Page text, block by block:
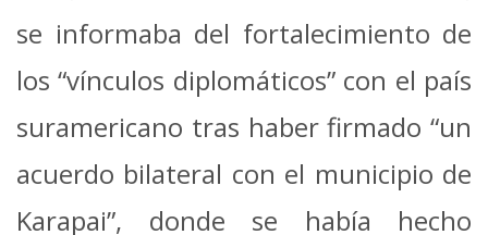
se informaba del fortalecimiento de
los “vínculos diplomáticos” con el país
suramericano tras haber firmado “un
acuerdo bilateral con el municipio de
Karapai”, donde se había hecho